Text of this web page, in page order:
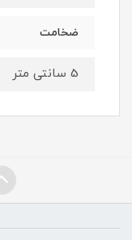
ضخامت
5 سانتی متر